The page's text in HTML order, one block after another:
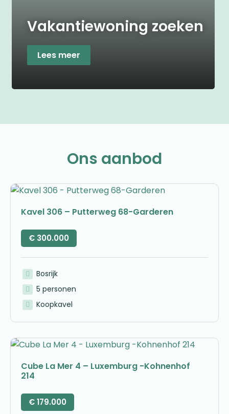
Vakantiewoning zoeken
Lees meer
Ons aanbod
Kavel 306 – Putterweg 68-Garderen
€ 300.000
Bosrijk
5 personen
Koopkavel
Cube La Mer 4 – Luxemburg -Kohnenhof
214
€179.000